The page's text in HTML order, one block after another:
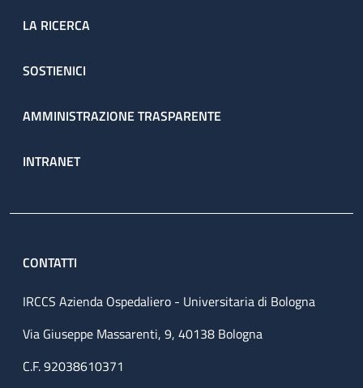
LA RICERCA
SOSTIENICI
AMMINISTRAZIONE TRASPARENTE
INTRANET
CONTATTI
IRCCS Azienda Ospedaliero - Universitaria di Bologna
Via Giuseppe Massarenti, 9, 40138 Bologna
C.F. 92038610371